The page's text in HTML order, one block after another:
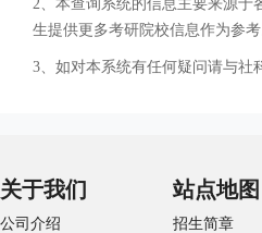
2、本查询系统的信息主要来源于
生提供更多考研院校信息作为参考
3、如对本系统有任何疑问请与社
关于我们
公司介绍
站点地图
招生简章